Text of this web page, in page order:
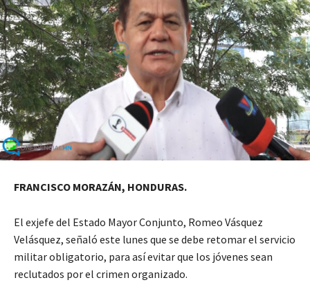
FRANCISCO MORAZÁN, HONDURAS.
El exjefe del Estado Mayor Conjunto, Romeo Vásquez
Velásquez, señaló este lunes que se debe retomar el servicio
militar obligatorio, para así evitar que los jóvenes sean
reclutados por el crimen organizado.